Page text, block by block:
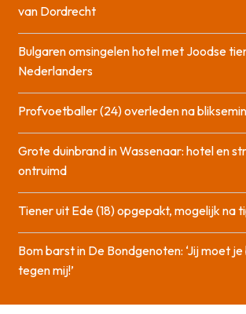
van Dordrecht
Bulgaren omsingelen hotel met Joodse
Nederlanders
Profvoetballer (24) overleden na
Grote duinbrand in Wassenaar: hotel en
ontruimd
Tiener uit Ede (18) opgepakt, mogelijk na
Bom barst in De Bondgenoten: ‘Jij moet
tegen mij!’